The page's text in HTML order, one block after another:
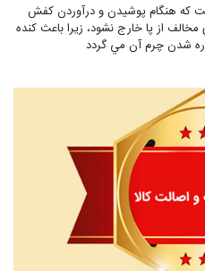
که هنگام پوشيدن و درآوردن کفش
از پا خارج نشود، زيرا باعث کنده
شدن چرم آن مي گردد